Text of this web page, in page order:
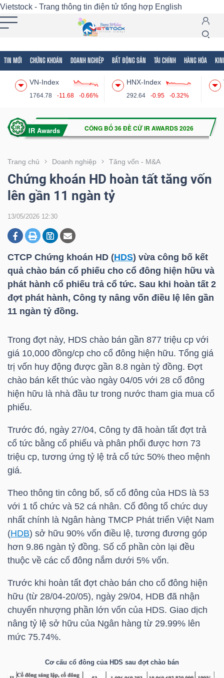
Vietstock - Trang thông tin điện tử tổng hợp English
TIN MỚI CHỨNG KHOÁN DOANH NGHIỆP BẤT ĐỘNG SẢN TÀI CHÍNH HÀNG HÓA
VN-Index
1764.78 -11.68 -0.66%
HNX-Index
292.64 -0.95 -0.32%
Trang chủ Doanh nghiệp Tăng vốn - M&A
Chứng khoán HD hoàn tất tăng vốn
lên gần 11 ngàn tỷ
13/05/2026 12:30
CTCP Chứng khoán HD (HDS) vừa công bố kết
quả chào bán cổ phiếu cho cổ đông hiện hữu và
phát hành cổ phiếu trả cổ tức. Sau khi hoàn tất 2
đợt phát hành, Công ty nâng vốn điều lệ lên gần
11 ngàn tỷ đồng.
Trong đợt này, HDS chào bán gần 877 triệu cp với
giá 10,000 đồng/cp cho cổ đông hiện hữu. Tổng giá
trị vốn huy động được gần 8.8 ngàn tỷ đồng. Đợt
chào bán kết thúc vào ngày 04/05 với 28 cổ đông
hiện hữu là nhà đầu tư trong nước tham gia mua cổ
phiếu.
Trước đó, ngày 27/04, Công ty đã hoàn tất đợt trả
cổ tức bằng cổ phiếu và phân phối được hơn 73
triệu cp, tương ứng tỷ lệ trả cổ tức 50% theo mệnh
giá.
Theo thông tin công bố, số cổ đông của HDS là 53
với 1 tổ chức và 52 cá nhân. Cổ đông tổ chức duy
nhất chính là Ngân hàng TMCP Phát triển Việt Nam
(HDB) sở hữu 90% vốn điều lệ, tương đương góp
hơn 9.86 ngàn tỷ đồng. Số cổ phần còn lại đều
thuộc về các cổ đông nắm dưới 5% vốn.
Trước khi hoàn tất đợt chào bán cho cổ đông hiện
hữu (từ 28/04-20/05), ngày 29/04, HDB đã nhận
chuyển nhượng phần lớn vốn của HDS. Giao dịch
nâng tỷ lệ sở hữu của Ngân hàng từ 29.99% lên
mức 75.74%.
Cơ cấu cổ đông của HDS sau đợt chào bán
Tất cả Tính năng Ngành Mã chứng khoán
Tính
(-)
VIETSTOCK
CHỨNG
DOANH
NGHIỆP
BẤT
SẢN
TÀI
CHÍNH
HÀNG
KINH
ĐÔNG